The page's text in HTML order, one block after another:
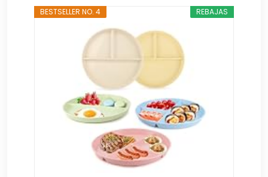
REBAJAS
BESTSELLER NO. 4